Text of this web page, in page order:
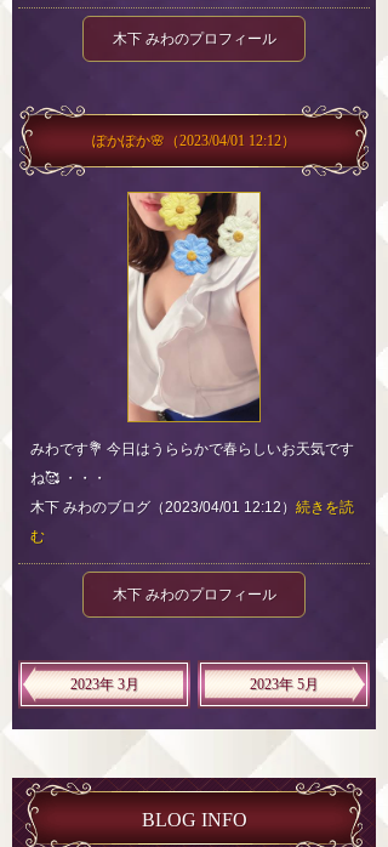
木下 みわのプロフィール
ぽかぽか🌸 （2023/04/01 12:12）
みわです💐 今日はうららかで春らしいお天気です
ね🥰 ・・・
木下 みわのブログ（2023/04/01 12:12） 続きを読
む
木下 みわのプロフィール
2023年 3月 2023年 5月
BLOG INFO